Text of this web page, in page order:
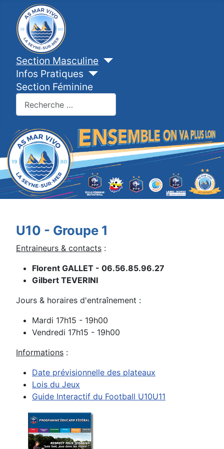
Section Masculine
Infos Pratiques
Section Féminine
U10 - Groupe 1
Entraineurs & contacts :
Florent GALLET - 06.56.85.96.27
Gilbert TEVERINI
Jours & horaires d'entraînement :
Mardi 17h15 - 19h00
Vendredi 17h15 - 19h00
Informations :
Date prévisionnelle des plateaux
Lois du Jeux
Guide Interactif du Football U10U11